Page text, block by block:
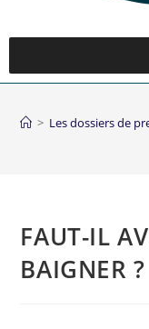
> Les dossiers de
FAUT-IL
BAIGNER ?